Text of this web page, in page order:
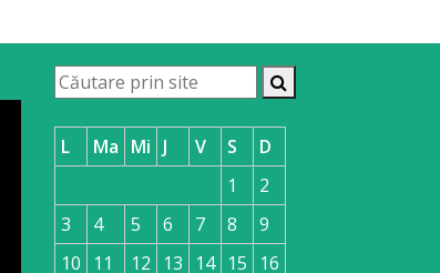
L Ma Mi J V S
D
1
2
3
4 5 6 7 8
9
10
11 12 13 14 15 16